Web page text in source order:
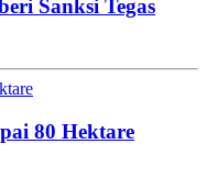
Sanksi Tegas
80 Hektare